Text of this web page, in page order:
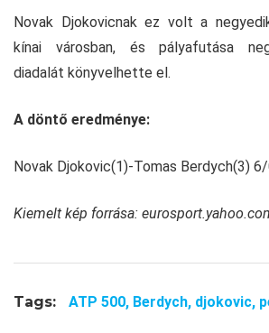
Novak Djokovicnak ez volt a
kínai városban, és pályafutása
diadalát könyvelhette el.
A döntő eredménye:
Novak Djokovic(1)-Tomas Berdych(3)
Kiemelt kép forrása:
Tags: ATP 500, Berdych, djokovic,